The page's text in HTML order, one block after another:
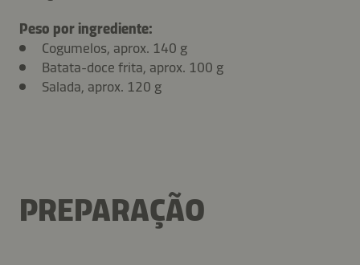
Peso por ingrediente:
Cogumelos, aprox. 140 g
Batata-doce frita, aprox. 100 g
Salada, aprox. 120 g
PREPARAÇÃO